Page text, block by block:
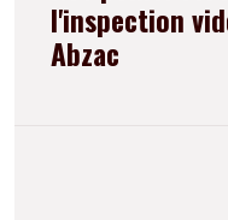
l'inspection
Abzac